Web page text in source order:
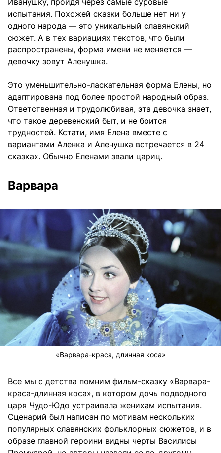
Иванушку, пройдя через самые суровые
испытания. Похожей сказки больше нет ни у
одного народа — это уникальный славянский
сюжет. А в тех вариациях текстов, что были
распространены, форма имени не меняется —
девочку зовут Аленушка.
Это уменьшительно-ласкательная форма Елены, но
адаптирована под более простой народный образ.
Ответственная и трудолюбивая, эта девочка знает,
что такое деревенский быт, и не боится
трудностей. Кстати, имя Елена вместе с
вариантами Аленка и Аленушка встречается в 24
сказках. Обычно Еленами звали цариц.
Варвара
«Варвара-краса, длинная коса»
Все мы с детства помним фильм-сказку «Варвара-
краса-длинная коса», в котором дочь подводного
царя Чудо-Юдо устраивала женихам испытания.
Сценарий был написан по мотивам нескольких
популярных славянских фольклорных сюжетов, и в
образе главной героини видны чeрты Василисы